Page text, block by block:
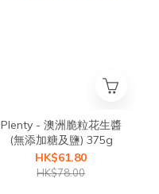
Plenty - 澳洲脆粒花生醬
(無添加糖及鹽) 375g
HK$61.80
HK$78.00